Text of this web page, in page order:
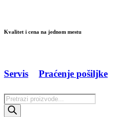
Kvalitet i cena na jednom mestu
Products
search
Servis Praćenje pošiljke